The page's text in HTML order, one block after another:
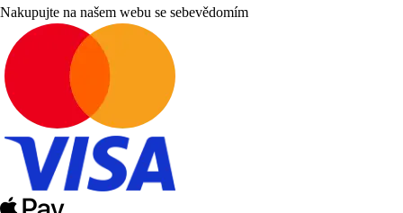
Nakupujte na našem webu se sebevědomím